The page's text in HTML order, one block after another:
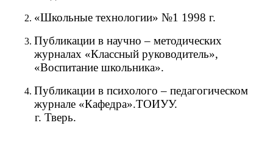
«Школьные технологии» №1 1998 г.
Публикации в научно – методических
журналах «Классный руководитель»,
«Воспитание школьника».
Публикации в психолого – педагогическом
журнале «Кафедра».ТОИУУ.
г. Тверь.